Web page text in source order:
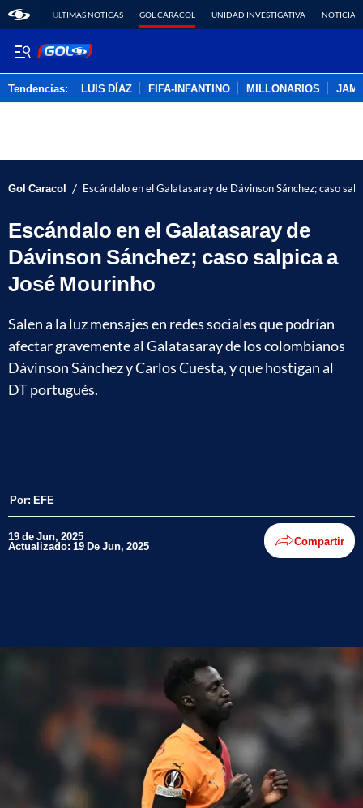
ÚLTIMAS NOTICAS GOL CARACOL UNIDAD INVESTIGATIVA NOTICIAS
Tendencias: LUIS DÍAZ FIFA-INFANTINO MILLONARIOS
Gol Caracol / Escándalo en el Galatasaray de Dávinson Sánchez; caso
Escándalo en el Galatasaray de
Dávinson Sánchez; caso salpica a
José Mourinho
Salen a la luz mensajes en redes sociales que podrían
afectar gravemente al Galatasaray de los colombianos
Dávinson Sánchez y Carlos Cuesta, y que hostigan al
DT portugués.
Por: EFE
19 de Jun, 2025
Actualizado: 19 De Jun, 2025 Compartir